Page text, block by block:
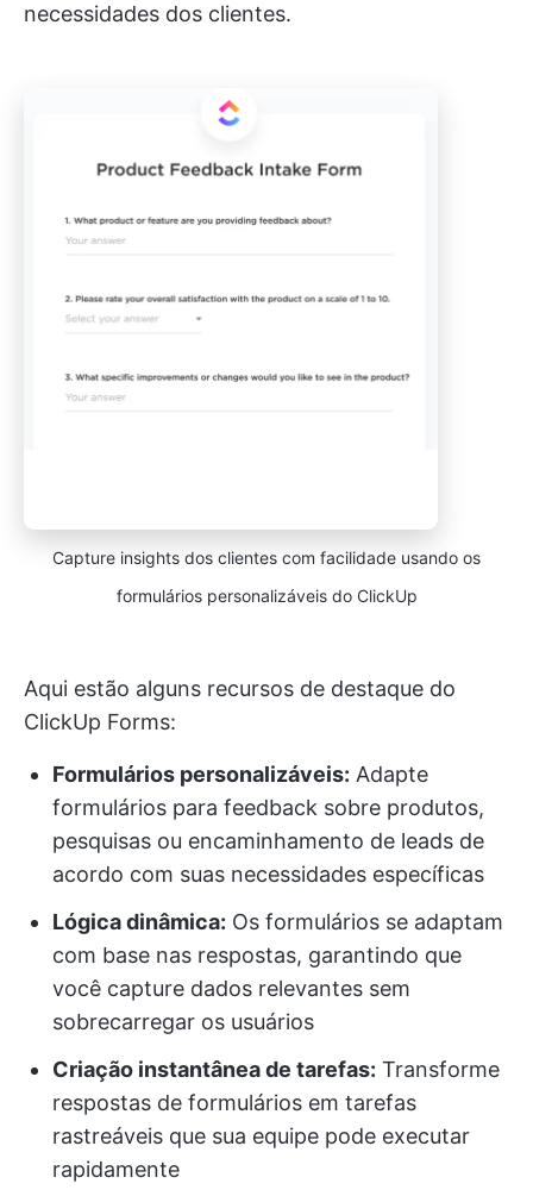
necessidades dos clientes.
Capture insights dos clientes com facilidade usando os
formulários personalizáveis do ClickUp
Aqui estão alguns recursos de destaque do
ClickUp Forms:
Formulários personalizáveis: Adapte
formulários para feedback sobre produtos,
pesquisas ou encaminhamento de leads de
acordo com suas necessidades específicas
Lógica dinâmica: Os formulários se adaptam
com base nas respostas, garantindo que
você capture dados relevantes sem
sobrecarregar os usuários
Criação instantânea de tarefas: Transforme
respostas de formulários em tarefas
rastreáveis que sua equipe pode executar
rapidamente